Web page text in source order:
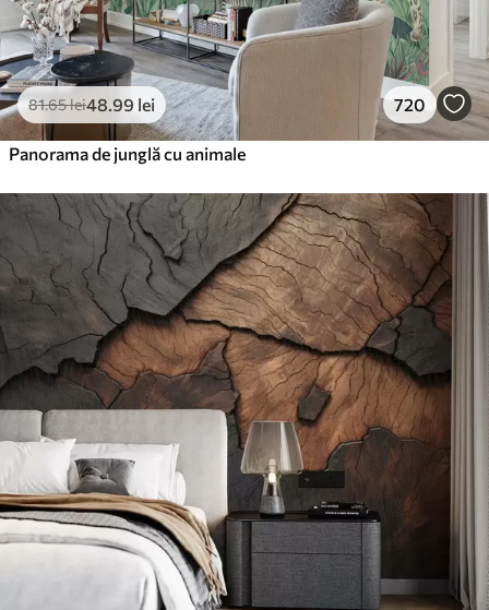
81.65lei48 .99 lei 720
Panorama de junglă cu animale